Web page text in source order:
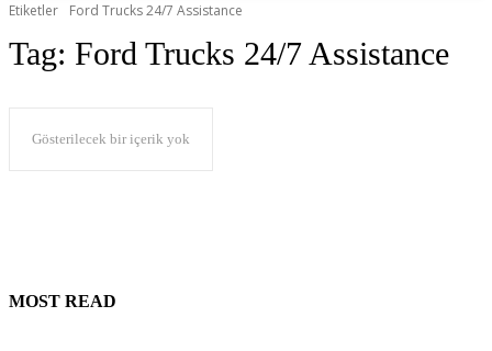
Etiketler Ford Trucks 24/7 Assistance
Tag: Ford Trucks 24/7 Assistance
Gösterilecek bir içerik yok
MOST READ